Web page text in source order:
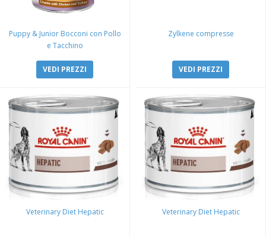
Puppy & Junior Bocconi con Pollo
e Tacchino
VEDI PREZZI
Zylkene compresse
VEDI PREZZI
Veterinary Diet Hepatic Veterinary Diet Hepatic